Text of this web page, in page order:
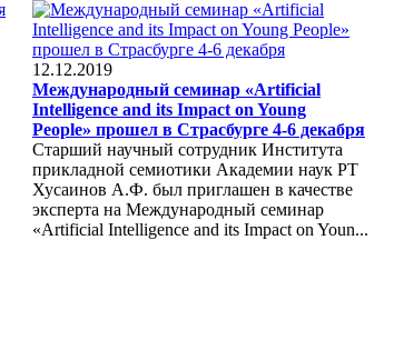
12.12.2019
Международный семинар «Artificial
Intelligence and its Impact on Young
People» прошел в Страсбурге 4-6 декабря
Старший научный сотрудник Института
прикладной семиотики Академии наук РТ
Хусаинов А.Ф. был приглашен в качестве
эксперта на Международный семинар
«Artificial Intelligence and its Impact on Youn...